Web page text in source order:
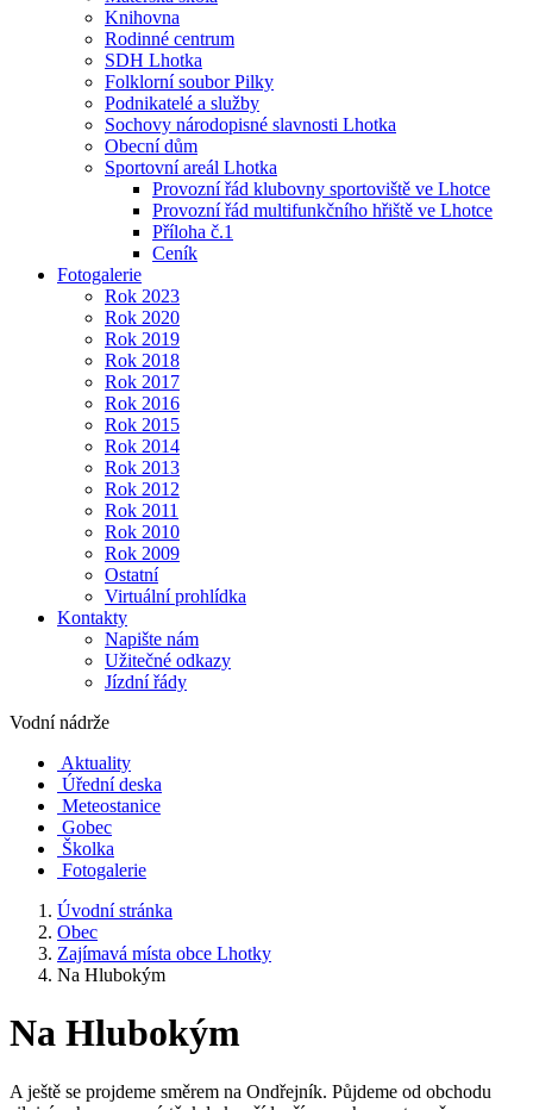
Knihovna
Rodinné centrum
SDH Lhotka
Folklorní soubor Pilky
Podnikatelé a služby
Sochovy národopisné slavnosti Lhotka
Obecní dům
Sportovní areál Lhotka
Provozní řád klubovny sportoviště ve Lhotce
Provozní řád multifunkčního hřiště ve Lhotce
Příloha č.1
Ceník
Fotogalerie
Rok 2023
Rok 2020
Rok 2019
Rok 2018
Rok 2017
Rok 2016
Rok 2015
Rok 2014
Rok 2013
Rok 2012
Rok 2011
Rok 2010
Rok 2009
Ostatní
Virtuální prohlídka
Kontakty
Napište nám
Užitečné odkazy
Jízdní řády
Vodní nádrže
Aktuality
Úřední deska
Meteostanice
Gobec
Školka
Fotogalerie
Úvodní stránka
Obec
Zajímavá místa obce Lhotky
Na Hlubokým
Na Hlubokým
A ještě se projdeme směrem na Ondřejník. Půjdeme od obchodu